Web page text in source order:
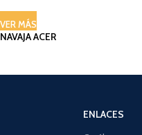
VER MÁS
NAVAJA ACER
ENLACES